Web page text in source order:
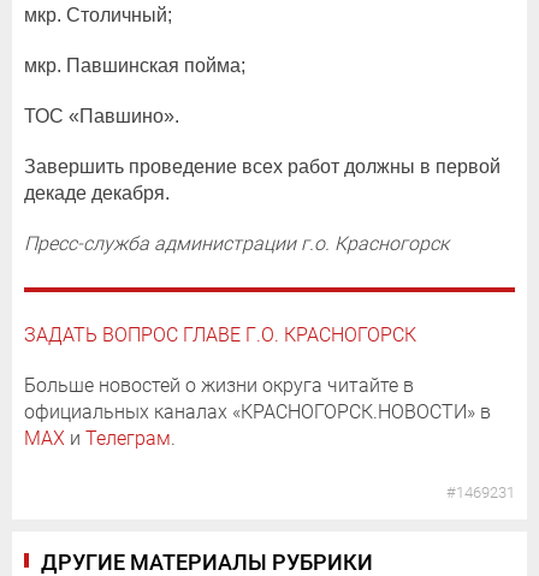
мкр. Столичный;
мкр. Павшинская пойма;
ТОС «Павшино».
Завершить проведение всех работ должны в первой
декаде декабря.
Пресс-служба администрации г.о. Красногорск
ЗАДАТЬ ВОПРОС ГЛАВЕ Г.О. КРАСНОГОРСК
Больше новостей о жизни округа читайте в
официальных каналах «КРАСНОГОРСК.НОВОСТИ» в
MAX и Телеграм.
#1469231
ДРУГИЕ МАТЕРИАЛЫ РУБРИКИ